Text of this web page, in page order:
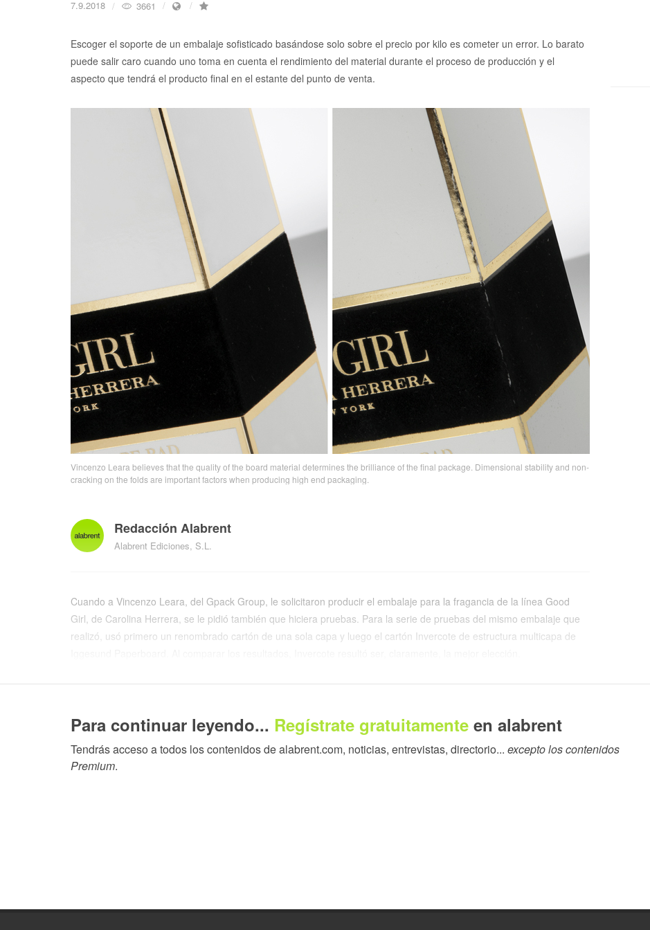
7.9.2018 3661
Escoger el soporte de un embalaje sofisticado basándose solo sobre el precio por kilo es cometer un error. Lo barato
puede salir caro cuando uno toma en cuenta el rendimiento del material durante el proceso de producción y el
aspecto que tendrá el producto final en el estante del punto de venta.
Vincenzo Leara believes that the quality of the board material determines the brilliance of the final package. Dimensional stability and non-
cracking on the folds are important factors when producing high end packaging.
Redacción Alabrent
Alabrent Ediciones, S.L.
Cuando a Vincenzo Leara, del Gpack Group, le solicitaron producir el embalaje para la fragancia de la línea Good
Girl, de Carolina Herrera, se le pidió también que hiciera pruebas. Para la serie de pruebas del mismo embalaje que
realizó, usó primero un renombrado cartón de una sola capa y luego el cartón Invercote de estructura multicapa de
El embalaje para Good Girl requiere doce etapas de producción. Entre ellas se encuentran el stamping dorado,
“Las características de estabilidad dimensional, durabilidad y facilidad para el plegado fueron de gran importancia en
este caso”, explica Vincenzo. “En un proceso de producción de varias etapas, la estabilidad dimensional es un factor
decisivo; un mínimo movimiento del material puede ocasionar un error de registro durante el proceso ya avanzado.
“Por supuesto, el coste del material es menor si se recurre a material más barato, generalmente de inferior calidad”,
Para continuar leyendo... Regístrate gratuitamente en alabrent
Tendrás acceso a todos los contenidos de alabrent.com, noticias, entrevistas, directorio... excepto los contenidos
Premium.